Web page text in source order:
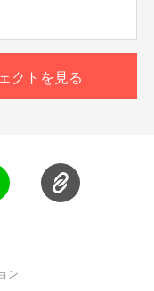
渡しています。
を開設！
終了後の参加芸人
ませんのでご了承
イン上で公開され
クトを見る
ン